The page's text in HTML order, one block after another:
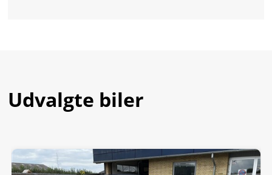
Udvalgte biler